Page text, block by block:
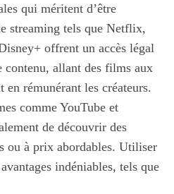
qui méritent d’être
streaming tels que Netflix,
offrent un accès légal
contenu, allant des films aux
en rémunérant les créateurs.
comme YouTube et
de découvrir des
ou à prix abordables. Utiliser
indéniables, tels que